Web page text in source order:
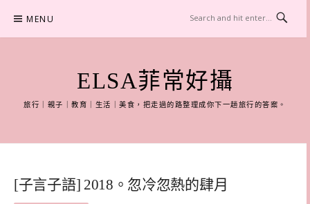
content
MENU
ELSA菲常好攝
旅行｜親子｜教育｜生活｜美食，把走過的路整理成你下一趟旅行的答案。
[子言子語] 2018。忽冷忽熱的肆月